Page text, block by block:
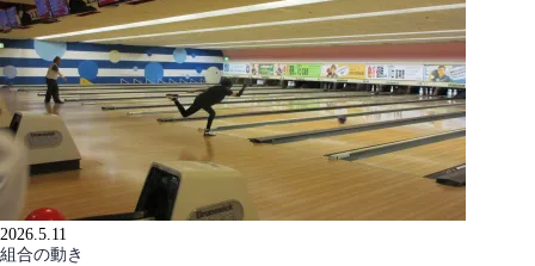
2026.5.11
組合の動き